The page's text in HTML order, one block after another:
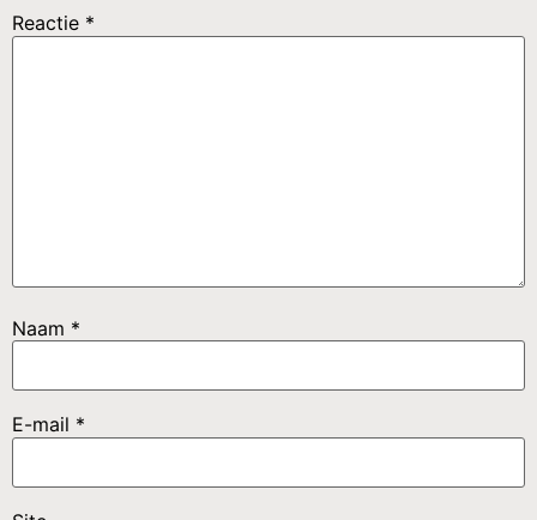
Reactie *
Naam *
E-mail *